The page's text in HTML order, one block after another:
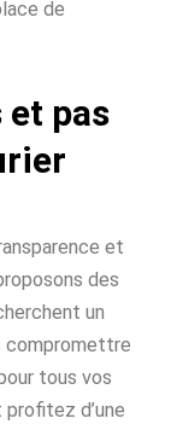
de
pas
et
des
un
compromettre
tous vos
profitez d’une